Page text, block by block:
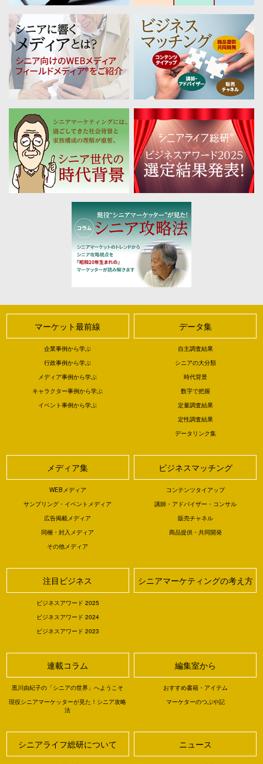
マーケット最前線
企業事例から学ぶ
行政事例から学ぶ
メディア事例から学ぶ
キャラクター事例から学ぶ
イベント事例から学ぶ
データ集
自主調査結果
シニアの大分類
時代背景
数字で把握
定量調査結果
定性調査結果
データリンク集
メディア集
WEBメディア
サンプリング・イベントメディア
広告掲載メディア
同梱・封入メディア
その他メディア
ビジネスマッチング
コンテンツタイアップ
講師・アドバイザー・コンサル
販売チャネル
商品提供・共同開発
注目ビジネス
ビジネスアワード 2025
ビジネスアワード 2024
ビジネスアワード 2023
シニアマーケティングの考え方
連載コラム
黒川由紀子の「シニアの世界」へようこそ
現役シニアマーケッターが見た！シニア攻略
法
編集室から
おすすめ書籍・アイテム
マーケターのつぶや記
シニアライフ総研について ニュース